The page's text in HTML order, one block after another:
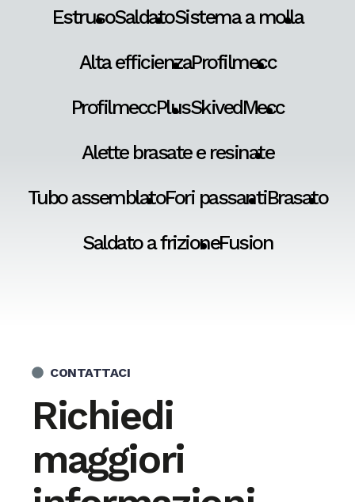
EstrusoSaldatoSistema a molla
Alta efficienzaProfilmecc
ProfilmeccPlusSkivedMecc
Alette brasate e resinate
Tubo assemblatoFori passantiBrasato
Saldato a frizioneFusion
CONTATTACI
Richiedi
maggiori